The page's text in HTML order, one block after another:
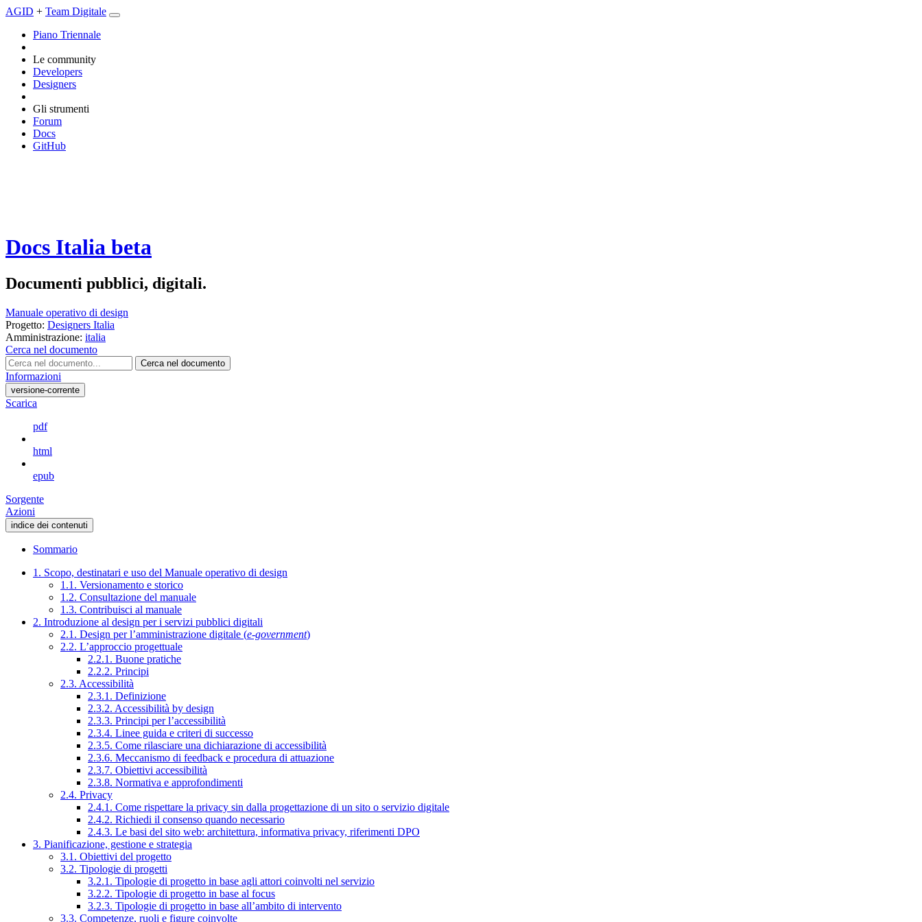
AGID + Team Digitale
Piano Triennale
Le community
Developers
Designers
Gli strumenti
Forum
Docs
GitHub
Docs Italia beta
Documenti pubblici, digitali.
Manuale operativo di design
Progetto: Designers Italia
Amministrazione: italia
Cerca nel documento
Cerca nel documento
Informazioni
versione-corrente
Scarica
pdf
html
epub
Sorgente
Azioni
indice dei contenuti
Sommario
1. Scopo, destinatari e uso del Manuale operativo di design
1.1. Versionamento e storico
1.2. Consultazione del manuale
1.3. Contribuisci al manuale
2. Introduzione al design per i servizi pubblici digitali
2.1. Design per l’amministrazione digitale (e-government)
2.2. L’approccio progettuale
2.2.1. Buone pratiche
2.2.2. Principi
2.3. Accessibilità
2.3.1. Definizione
2.3.2. Accessibilità by design
2.3.3. Principi per l’accessibilità
2.3.4. Linee guida e criteri di successo
2.3.5. Come rilasciare una dichiarazione di accessibilità
2.3.6. Meccanismo di feedback e procedura di attuazione
2.3.7. Obiettivi accessibilità
2.3.8. Normativa e approfondimenti
2.4. Privacy
2.4.1. Come rispettare la privacy sin dalla progettazione di un sito o servizio digitale
2.4.2. Richiedi il consenso quando necessario
2.4.3. Le basi del sito web: architettura, informativa privacy, riferimenti DPO
3. Pianificazione, gestione e strategia
3.1. Obiettivi del progetto
3.2. Tipologie di progetti
3.2.1. Tipologie di progetto in base agli attori coinvolti nel servizio
3.2.2. Tipologie di progetto in base al focus
3.2.3. Tipologie di progetto in base all’ambito di intervento
3.3. Competenze, ruoli e figure coinvolte